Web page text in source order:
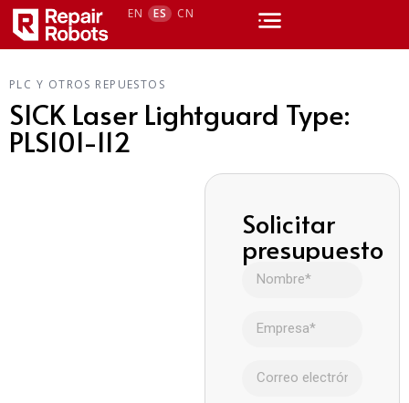
EN ES CN
PLC Y OTROS REPUESTOS
SICK Laser Lightguard Type:
PLS101-112
Solicitar
presupuesto